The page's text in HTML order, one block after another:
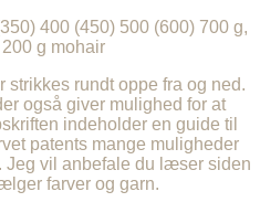
400 (450) 500 (600) 700 g,
g mohair
strikkes rundt oppe fra og ned.
også giver mulighed for at
indeholder en guide til
patents mange muligheder
Jeg vil anbefale du læser siden
farver og garn.